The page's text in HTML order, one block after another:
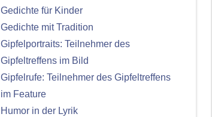
Gedichte für Kinder
Gedichte mit Tradition
Gipfelportraits: Teilnehmer des
Gipfeltreffens im Bild
Gipfelrufe: Teilnehmer des Gipfeltreffens
im Feature
Humor in der Lyrik